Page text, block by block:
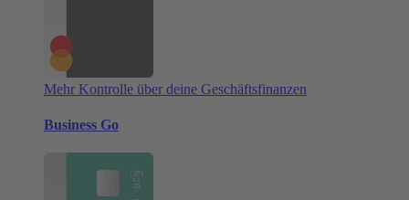
Mehr Kontrolle über deine Geschäftsfinanzen
Business Go